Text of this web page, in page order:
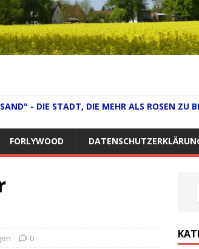
- DIE STADT, DIE MEHR ALS ROSEN ZU
FORLYWOOD
0